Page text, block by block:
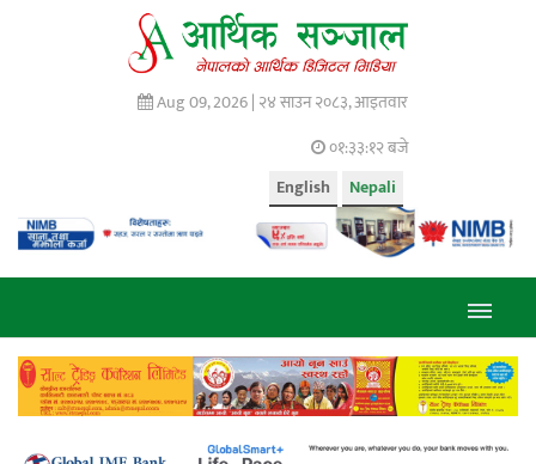
Aug 09, 2026 | २४ साउन २०८३, आइतवार
०१:३३:१३ बजे
Nepali
English